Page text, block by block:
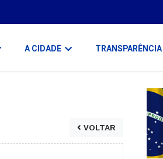
A CIDADE TRANSPARÊNCIA
VOLTAR